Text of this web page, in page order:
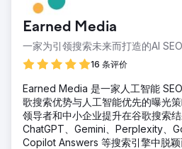
Earned Media
一家为引领搜索未来而打造的AI SEO
16 条评价
Earned Media 是一家人工智能
歌搜索优势与人工智能优先的曝光
领导者和中小企业提升在谷歌搜索
ChatGPT、Gemini、Perplexity、
Copilot Answers 等搜索引擎中脱颖